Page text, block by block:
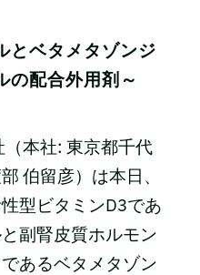
とベタメタゾンジ
の配合外用剤～
本社: 東京都千代
伯留彦）は本日、
型ビタミンD3であ
副腎皮質ホルモン
あるベタメタゾン